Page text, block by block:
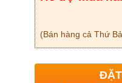
(Bán hàng cả Thứ